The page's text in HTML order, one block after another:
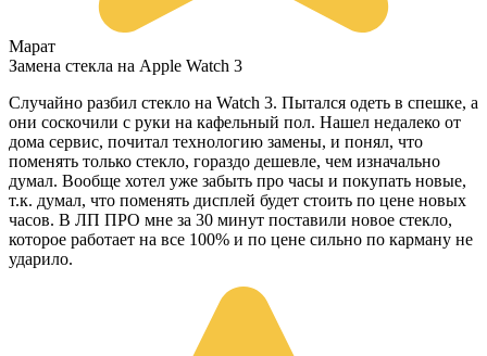
Марат
Замена стекла на Apple Watch 3
Случайно разбил стекло на Watch 3. Пытался одеть в спешке, а
они соскочили с руки на кафельный пол. Нашел недалеко от
дома сервис, почитал технологию замены, и понял, что
поменять только стекло, гораздо дешевле, чем изначально
думал. Вообще хотел уже забыть про часы и покупать новые,
т.к. думал, что поменять дисплей будет стоить по цене новых
часов. В ЛП ПРО мне за 30 минут поставили новое стекло,
которое работает на все 100% и по цене сильно по карману не
ударило.